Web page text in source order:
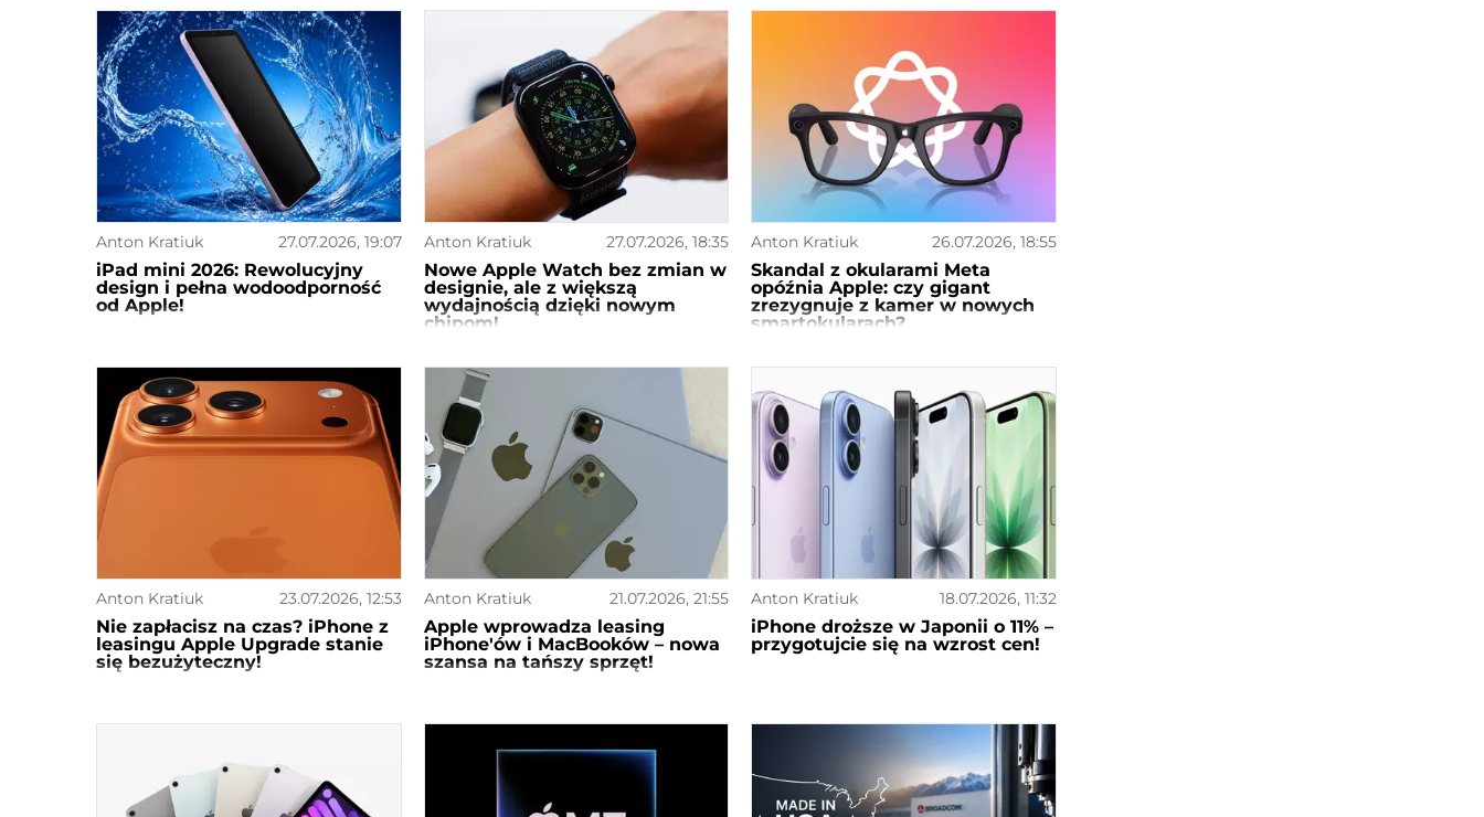
Anton Kratiuk 27.07.2026, 19:07
iPad mini 2026: Rewolucyjny
design i pełna wodoodporność
od Apple!
Anton Kratiuk 27.07.2026, 18:35
Nowe Apple Watch bez zmian w
designie, ale z większą
wydajnością dzięki nowym
chipom!
Anton Kratiuk 26.07.2026, 18:55
Skandal z okularami Meta
opóźnia Apple: czy gigant
zrezygnuje z kamer w nowych
smartokularach?
Anton Kratiuk 23.07.2026, 12:53
Nie zapłacisz na czas? iPhone z
leasingu Apple Upgrade stanie
się bezużyteczny!
Anton Kratiuk 21.07.2026, 21:55
Apple wprowadza leasing
iPhone'ów i MacBooków – nowa
szansa na tańszy sprzęt!
Anton Kratiuk 18.07.2026, 11:32
iPhone droższe w Japonii o 11% –
przygotujcie się na wzrost cen!